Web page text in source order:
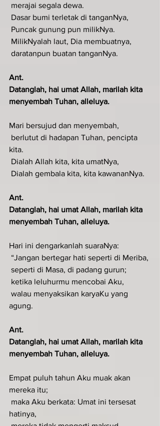
merajai segala dewa.
Dasar bumi terletak di tanganNya,
Puncak gunung pun milikNya.
MilikNyalah laut, Dia membuatnya,
daratanpun buatan tanganNya.
Ant.
Datanglah, hai umat Allah, marilah kita
menyembah Tuhan, alleluya.
Mari bersujud dan menyembah,
kita.
Dialah Allah kita, kita umatNya,
Dialah gembala kita, kita kawananNya.
Ant.
Datanglah, hai umat Allah, marilah kita
menyembah Tuhan, alleluya.
Hari ini dengarkanlah suaraNya:
“Jangan bertegar hati seperti di Meriba,
seperti di Masa, di padang gurun;
ketika leluhurmu mencobai Aku,
agung.
Ant.
Datanglah, hai umat Allah, marilah kita
menyembah Tuhan, alleluya.
Empat puluh tahun Aku muak akan
mereka itu;
hatinya,